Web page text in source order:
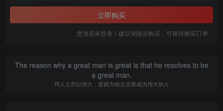
立即购买
您当前未登录！建议登陆后购买，可保存购买订单
The reason why a great man is great is that he resolves to be
a great man.
伟人之所以伟大，是因为他立志要成为伟大的人